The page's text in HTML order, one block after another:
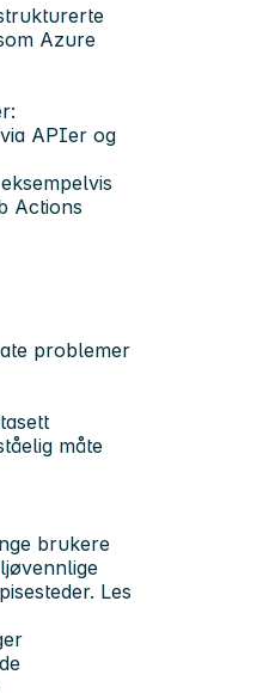
Azure
APIer og
Actions
problemer
måte
brukere
Les